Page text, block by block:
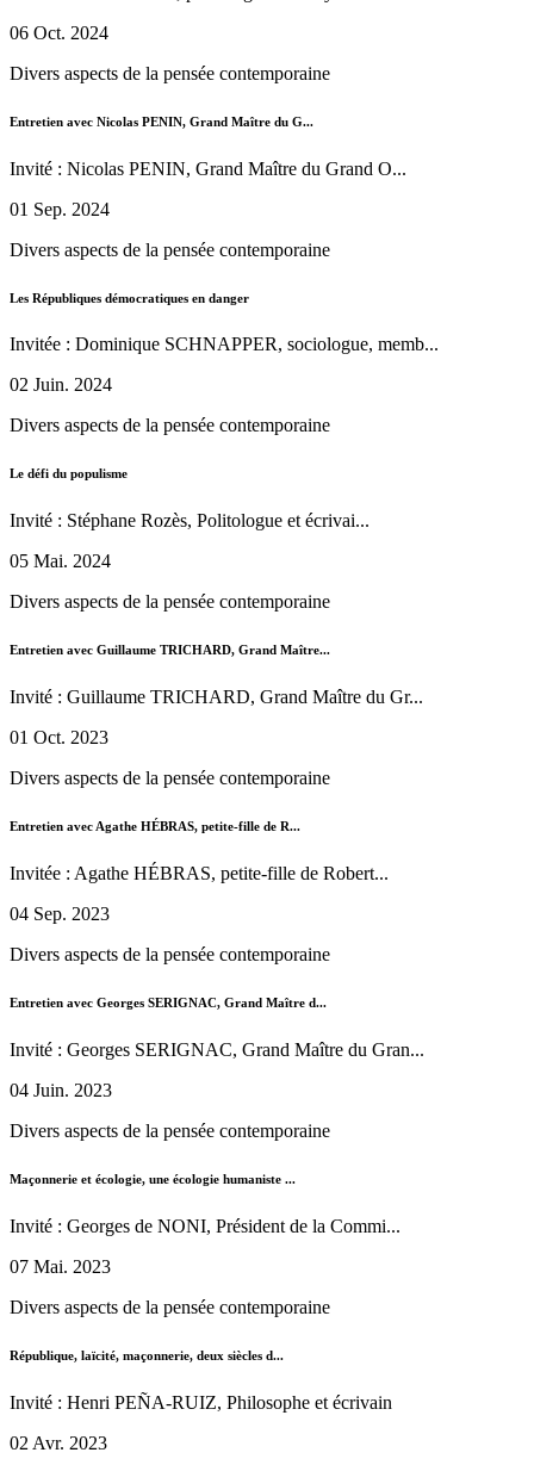
06 Oct. 2024
Divers aspects de la pensée contemporaine
Entretien avec Nicolas PENIN, Grand Maître du G...
Invité : Nicolas PENIN, Grand Maître du Grand O...
01 Sep. 2024
Divers aspects de la pensée contemporaine
Les Républiques démocratiques en danger
Invitée : Dominique SCHNAPPER, sociologue, memb...
02 Juin. 2024
Divers aspects de la pensée contemporaine
Le défi du populisme
Invité : Stéphane Rozès, Politologue et écrivai...
05 Mai. 2024
Divers aspects de la pensée contemporaine
Entretien avec Guillaume TRICHARD, Grand Maître...
Invité : Guillaume TRICHARD, Grand Maître du Gr...
01 Oct. 2023
Divers aspects de la pensée contemporaine
Entretien avec Agathe HÉBRAS, petite-fille de R...
Invitée : Agathe HÉBRAS, petite-fille de Robert...
04 Sep. 2023
Divers aspects de la pensée contemporaine
Entretien avec Georges SERIGNAC, Grand Maître d...
Invité : Georges SERIGNAC, Grand Maître du Gran...
04 Juin. 2023
Divers aspects de la pensée contemporaine
Maçonnerie et écologie, une écologie humaniste ...
Invité : Georges de NONI, Président de la Commi...
07 Mai. 2023
Divers aspects de la pensée contemporaine
République, laïcité, maçonnerie, deux siècles d...
Invité : Henri PEÑA-RUIZ, Philosophe et écrivain
02 Avr. 2023